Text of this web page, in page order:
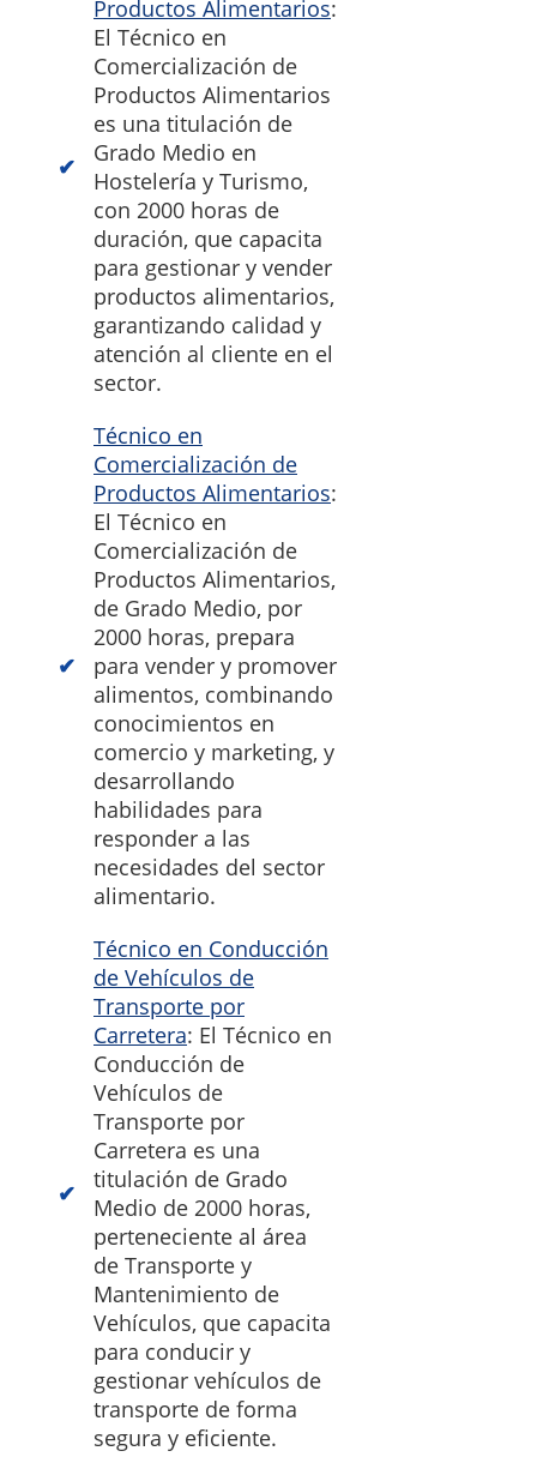
Productos Alimentarios:
El Técnico en
Comercialización de
Productos Alimentarios
es una titulación de
Grado Medio en
Hostelería y Turismo,
con 2000 horas de
duración, que capacita
para gestionar y vender
productos alimentarios,
garantizando calidad y
atención al cliente en el
sector.
Técnico en
Comercialización de
Productos Alimentarios:
El Técnico en
Comercialización de
Productos Alimentarios,
de Grado Medio, por
2000 horas, prepara
para vender y promover
alimentos, combinando
conocimientos en
comercio y marketing, y
desarrollando
habilidades para
responder a las
necesidades del sector
alimentario.
Técnico en Conducción
de Vehículos de
Transporte por
Carretera: El Técnico en
Conducción de
Vehículos de
Transporte por
Carretera es una
titulación de Grado
Medio de 2000 horas,
perteneciente al área
de Transporte y
Mantenimiento de
Vehículos, que capacita
para conducir y
gestionar vehículos de
transporte de forma
segura y eficiente.